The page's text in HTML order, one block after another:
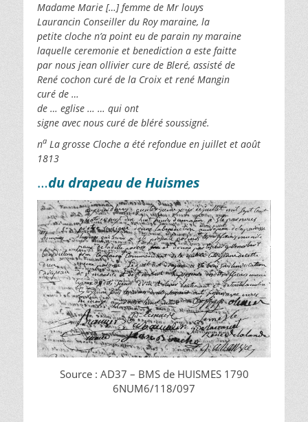
Madame Marie […] femme de Mr louys
Laurancin Conseiller du Roy maraine, la
petite cloche n’a point eu de parain ny maraine
laquelle ceremonie et benediction a este faitte
par nous jean ollivier cure de Bleré, assisté de
René cochon curé de la Croix et rené Mangin
curé de …
de … eglise … … qui ont
signe avec nous curé de bléré soussigné.
na La grosse Cloche a été refondue en juillet et août
1813
…du drapeau de Huismes
Source : AD37 – BMS de HUISMES 1790
6NUM6/118/097